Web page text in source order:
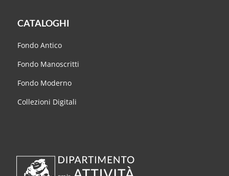
CATALOGHI
Fondo Antico
Fondo Manoscritti
Fondo Moderno
Collezioni Digitali